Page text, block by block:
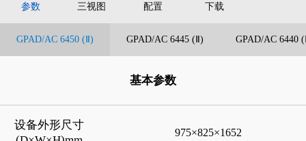
参数 三视图 配置 下载
GPAD/AC 6450 (Ⅱ) GPAD/AC 6445 (Ⅱ) GPAD/AC 6440
基本参数
设备外形尺寸
975×825×1652